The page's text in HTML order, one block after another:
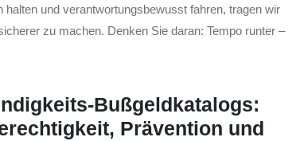
und verantwortungsbewusst fahren, tragen wir
zu machen. Denken Sie daran: Tempo runter –
Bußgeldkatalogs:
Prävention und